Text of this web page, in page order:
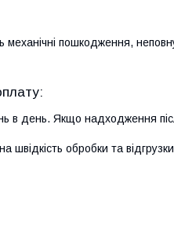
пошкодження,
в день. Якщо надходження
швідкість обробки та